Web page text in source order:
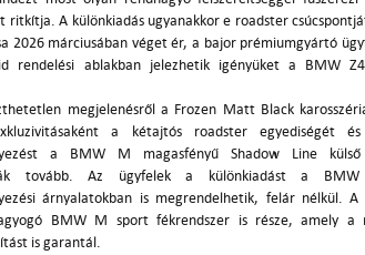
ritkítja. A különkiadás ugyanakkor e roadster
2026 márciusában véget ér, a bajor prémiumgyártó
rendelési ablakban jelezhetik igényüket a BMW
megjelenésről a Frozen Matt Black
a kétajtós roadster egyediségét
a BMW M magasfényű Shadow Line
tovább. Az ügyfelek a különkiadást a
árnyalatokban is megrendelhetik, felár nélkül.
BMW M sport fékrendszer is része, amely a
is garantál.